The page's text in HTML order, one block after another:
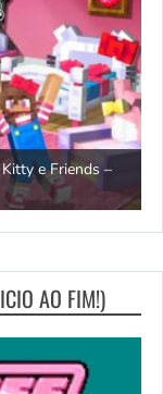
e Friends –
AO FIM!)